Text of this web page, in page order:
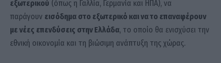
εξωτερικού (όπως η Γαλλία, Γερμανία και ΗΠΑ), να
παράγουν εισόδημα στο εξωτερικό και να το επαναφέρουν
με νέες επενδύσεις στην Ελλάδα, το οποίο θα ενισχύσει την
εθνική οικονομία και τη βιώσιμη ανάπτυξη της χώρας.